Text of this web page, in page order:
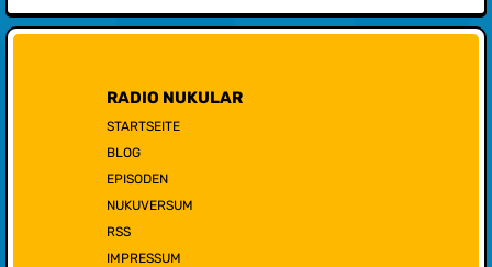
RADIO NUKULAR
STARTSEITE
BLOG
EPISODEN
NUKUVERSUM
RSS
IMPRESSUM